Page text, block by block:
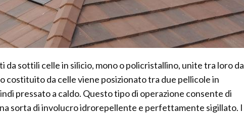
sottili celle in silicio, mono o policristallino, unite tra loro da
costituito da celle viene posizionato tra due pellicole in
pressato a caldo. Questo tipo di operazione consente di
sorta di involucro idrorepellente e perfettamente sigillato. I